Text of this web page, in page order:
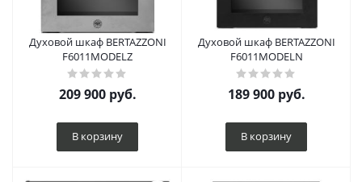
Духовой шкаф BERTAZZONI
F6011MODELZ
209 900руб.
В корзину
Духовой шкаф BERTAZZONI
F6011MODELN
189 900руб.
В корзину